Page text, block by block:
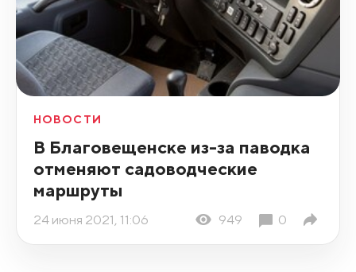
НОВОСТИ
В Благовещенске из-за паводка
отменяют садоводческие
маршруты
24 июня 2021, 11:06 949 0